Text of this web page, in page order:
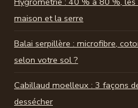
maison et la serre
Balai serpillère : microfibre,
selon votre sol ?
Cabillaud moelleux : 3 façons
dessécher